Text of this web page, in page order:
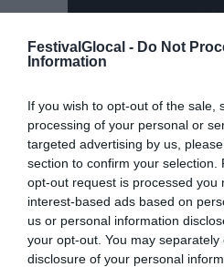
FestivalGlocal - Do Not
Information
If you wish to opt-out of the sale,
processing of your personal or
targeted advertising by us,
section to confirm your selection.
opt-out request is processed you
interest-based ads based on
us or personal information
your opt-out. You may
disclosure of your personal